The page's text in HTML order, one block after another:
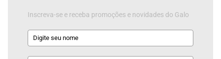
Inscreva-se e receba promoções e novidades do Galo